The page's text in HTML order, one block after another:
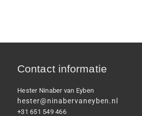
Contact informatie
Hester Ninaber van Eyben
hester@ninabervaneyben.nl
+31 651 549 466